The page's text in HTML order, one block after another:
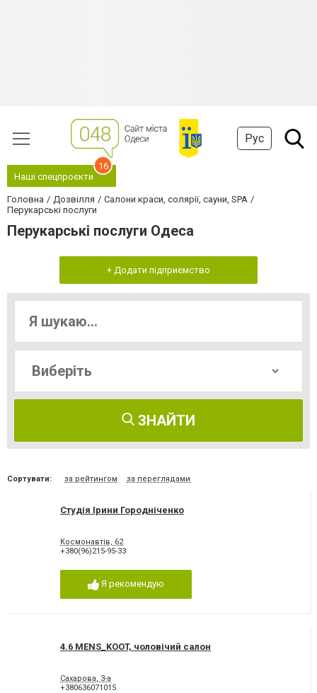
Рус
Наші спецпроєкти
16
Головна Дозвілля
Салони краси, солярії, сауни, SPA
Перукарські послуги
Перукарські послуги Одеса
+ Додати підприємство
ЗНАЙТИ
Сортувати: за рейтингом за переглядами
Студія Ірини Городніченко
Космонавтів, 62
+380(96)215-95-33
Я рекомендую
4.6 MENS_KOOT, чоловічий салон
Сахарова, 3-а
+380636071015